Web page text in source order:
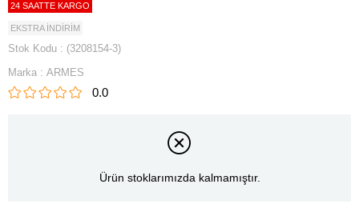
24 SAATTE KARGO
EKSTRA İNDİRİM
Stok Kodu
(3208154-3)
Marka : ARMES
0.0
Ürün stoklarımızda kalmamıştır.